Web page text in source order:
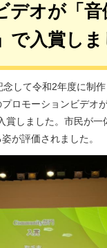
デオが「音
で入賞し
して令和2年度に制
プロモーションビデオ
賞しました。市民が一
が評価されました。